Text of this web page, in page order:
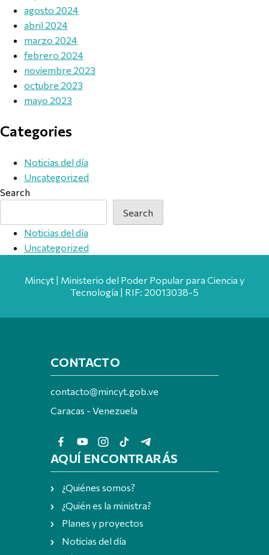
agosto 2024
abril 2024
marzo 2024
febrero 2024
noviembre 2023
octubre 2023
mayo 2023
Categories
Noticias del día
Uncategorized
Search
Search
Noticias del día
Uncategorized
Mincyt | Ministerio del Poder Popular para Ciencia y
Tecnología | RIF: 20013038-5
CONTACTO
contacto@mincyt.gob.ve
Caracas - Venezuela
AQUÍ ENCONTRARÁS
¿Quiénes somos?
¿Quién es la ministra?
Planes y proyectos
Noticias del día